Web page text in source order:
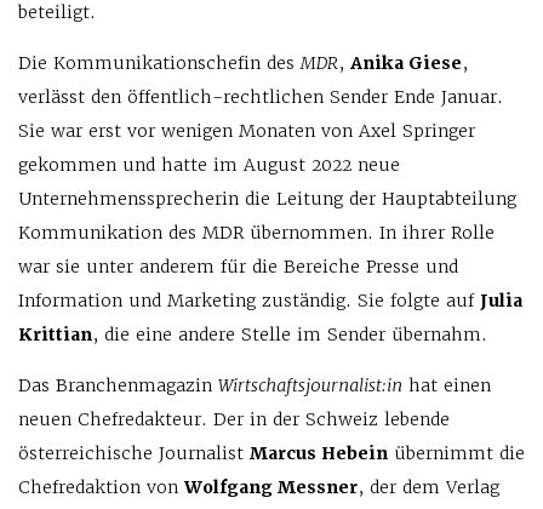
beteiligt.
Die Kommunikationschefin desMDR, Anika Giese,
verlässt den öffentlich-rechtlichen Sender Ende Januar.
Sie war erst vor wenigen Monaten von Axel Springer
gekommen und hatte im August 2022 neue
Unternehmenssprecherin die Leitung der Hauptabteilung
Kommunikation des MDR übernommen. In ihrer Rolle
war sie unter anderem für die Bereiche Presse und
Information und Marketing zuständig. Sie folgte auf Julia
Krittian, die eine andere Stelle im Sender übernahm.
Das Branchenmagazin Wirtschaftsjournalist:in hat einen
neuen Chefredakteur. Der in der Schweiz lebende
österreichische Journalist Marcus Hebein übernimmt die
Chefredaktion von Wolfgang Messner, der dem Verlag